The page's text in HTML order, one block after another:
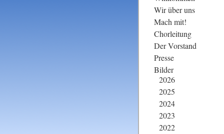
überspringen
Wir über uns
Mach mit!
Chorleitung
Der Vorstand
Presse
Bilder
2026
2025
2024
2023
2022